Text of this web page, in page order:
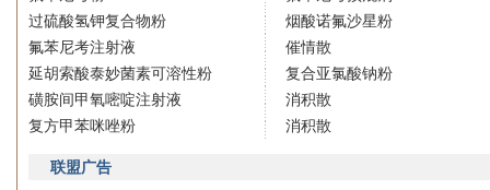
过硫酸氢钾复合物粉
氟苯尼考注射液
延胡索酸泰妙菌素可溶性粉
磺胺间甲氧嘧啶注射液
复方甲苯咪唑粉
烟酸诺氟沙星粉
催情散
复合亚氯酸钠粉
消积散
消积散
联盟广告